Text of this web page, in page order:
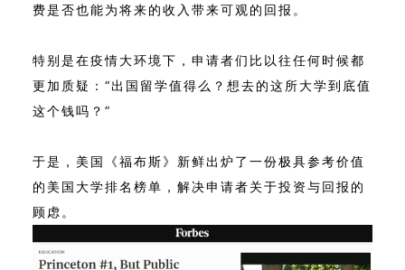
费是否也能为将来的收入带来可观的回报。
特别是在疫情大环境下，申请者们比以往任何时候都
更加质疑：“出国留学值得么？想去的这所大学到底值
这个钱吗？”
于是，美国《福布斯》新鲜出炉了一份极具参考价值
的美国大学排名榜单，解决申请者关于投资与回报的
顾虑。